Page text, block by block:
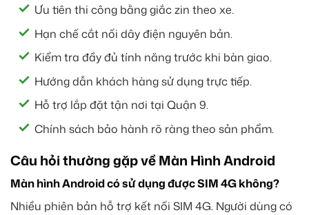
Ưu tiên thi công bằng giắc zin theo xe.
Hạn chế cắt nối dây điện nguyên bản.
Kiểm tra đầy đủ tính năng trước khi bàn giao.
Hướng dẫn khách hàng sử dụng trực tiếp.
Hỗ trợ lắp đặt tận nơi tại Quận 9.
Chính sách bảo hành rõ ràng theo sản phẩm.
Câu hỏi thường gặp về Màn Hình Android
Màn hình Android có sử dụng được SIM 4G không?
Nhiều phiên bản hỗ trợ kết nối SIM 4G. Người dùng có